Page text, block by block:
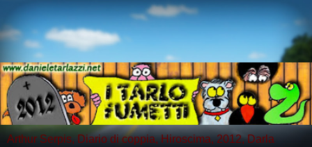
Arthur Serpis, Diario di coppia, Hiroscima, 2012, Darla